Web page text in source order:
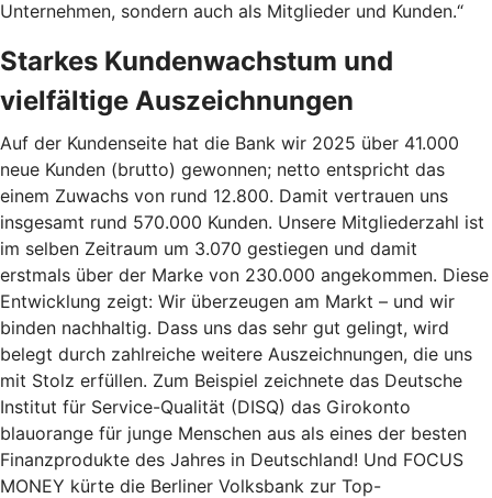
Unternehmen, sondern auch als Mitglieder und Kunden.“
Starkes Kundenwachstum und
vielfältige Auszeichnungen
Auf der Kundenseite hat die Bank wir 2025 über 41.000
neue Kunden (brutto) gewonnen; netto entspricht das
einem Zuwachs von rund 12.800. Damit vertrauen uns
insgesamt rund 570.000 Kunden. Unsere Mitgliederzahl ist
im selben Zeitraum um 3.070 gestiegen und damit
erstmals über der Marke von 230.000 angekommen. Diese
Entwicklung zeigt: Wir überzeugen am Markt – und wir
binden nachhaltig. Dass uns das sehr gut gelingt, wird
belegt durch zahlreiche weitere Auszeichnungen, die uns
mit Stolz erfüllen. Zum Beispiel zeichnete das Deutsche
Institut für Service-Qualität (DISQ) das Girokonto
blauorange für junge Menschen aus als eines der besten
Finanzprodukte des Jahres in Deutschland! Und FOCUS
MONEY kürte die Berliner Volksbank zur Top-